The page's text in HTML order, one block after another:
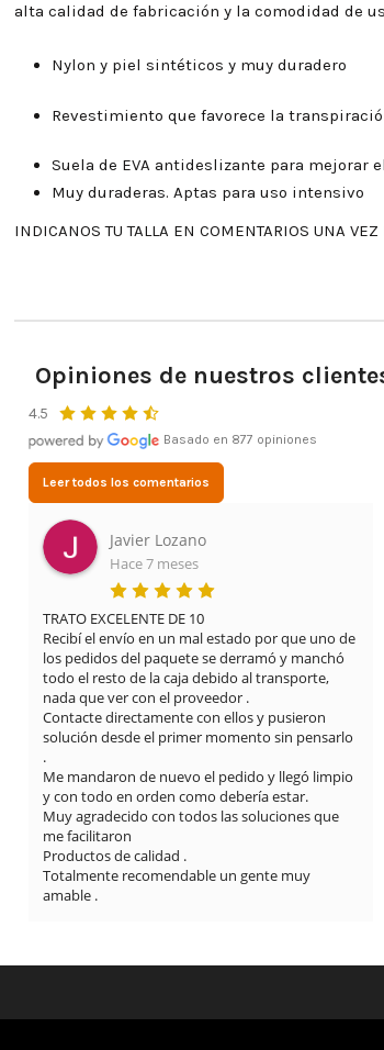
alta calidad de fabricación y la comodidad de
Nylon y piel sintéticos y muy duradero
Revestimiento que favorece la
Suela de EVA antideslizante para mejorar
Muy duraderas. Aptas para uso intensivo
INDICANOS TU TALLA EN COMENTARIOS UNA
Opiniones de nuestros
4.5
Basado en 877 opiniones
Leer todos los comentarios
Javier Lozano
Hace 7 meses
TRATO EXCELENTE DE 10
Recibí el envío en un mal estado por que uno de
los pedidos del paquete se derramó y manchó
todo el resto de la caja debido al transporte,
nada que ver con el proveedor .
Contacte directamente con ellos y pusieron
solución desde el primer momento sin pensarlo
.
Me mandaron de nuevo el pedido y llegó limpio
y con todo en orden como debería estar.
Muy agradecido con todos las soluciones que
me facilitaron
Productos de calidad .
Totalmente recomendable un gente muy
amable .